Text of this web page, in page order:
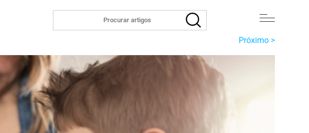
Próximo >